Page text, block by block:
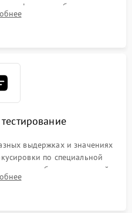
стабилизатора и
сервисного ПО.
выдержках и значениях
по специальной
памяти, работы встроенной
кнопок управления.